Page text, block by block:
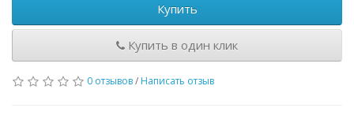
Купить
Купить в один клик
0 отзывов/ Написать отзыв